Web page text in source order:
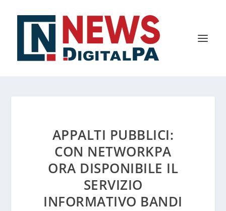
APPALTI PUBBLICI:
CON NETWORKPA
ORA DISPONIBILE IL
SERVIZIO
INFORMATIVO BANDI